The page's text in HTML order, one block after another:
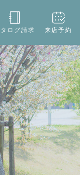
タログ請求 来店予約